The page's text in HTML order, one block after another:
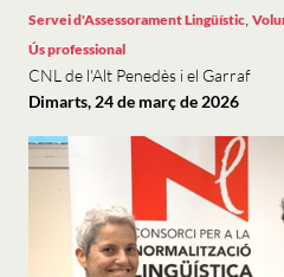
Servei d'Assessorament Lingüístic
Ús professional
CNL de l'Alt Penedès i el Garraf
Dimarts, 24 de març de 2026